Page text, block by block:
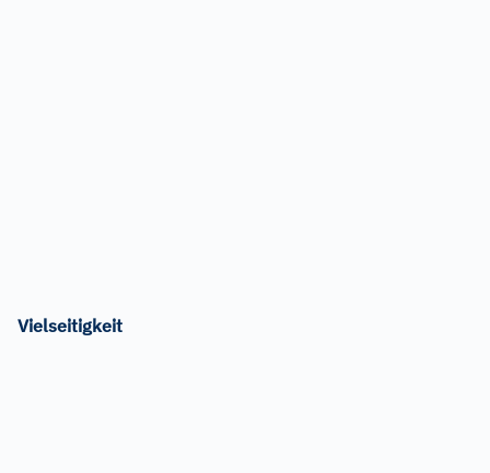
Vielseitigkeit